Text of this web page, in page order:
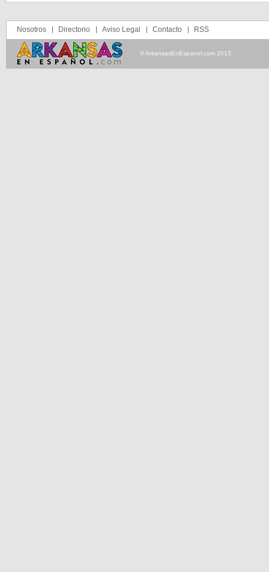
Nosotros Directorio Aviso Legal Contacto RSS
© ArkansasEnEspanol.com 2013